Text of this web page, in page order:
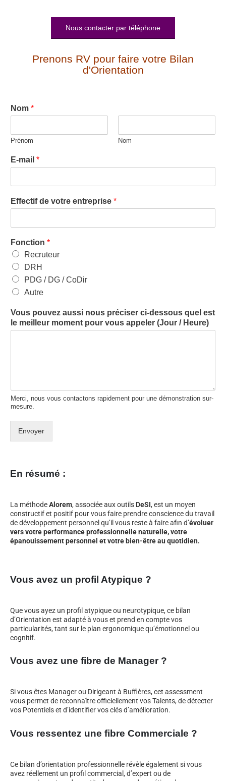
Nous contacter par téléphone
Prenons RV pour faire votre Bilan
d'Orientation
Nom *
Prénom Nom
E-mail *
Effectif de votre entreprise *
Fonction *
Recruteur
DRH
PDG / DG / CoDir
Autre
Vous pouvez aussi nous préciser ci-dessous quel est
le meilleur moment pour vous appeler (Jour / Heure)
Merci, nous vous contactons rapidement pour une démonstration sur-
mesure.
Envoyer
En résumé :
La méthodeAlorem, associée aux outils DeSI, est un moyen
constructif et positif pour vous faire prendre conscience du travail
de développement personnel qu’il vous reste à faire afin d’évoluer
vers votre performance professionnelle naturelle, votre
épanouissement personnel et votre bien-être au quotidien.
Vous avez un profil Atypique ?
Que vous ayez un profil atypique ou neurotypique, ce bilan
d’Orientation est adapté à vous et prend en compte vos
particularités, tant sur le plan ergonomique qu’émotionnel ou
cognitif.
Vous avez une fibre de Manager ?
Si vous êtes Manager ou Dirigeant à Buffières, cet assessment
vous permet de reconnaître officiellement vos Talents, de détecter
vos Potentiels et d’identifier vos clés d’amélioration.
Vous ressentez une fibre Commerciale ?
Ce bilan d’orientation professionnelle révèle également si vous
avez réellement un profil commercial, d’expert ou de